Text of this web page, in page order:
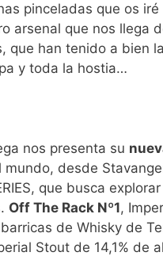
pinceladas que os
arsenal que nos llega
que han tenido a bien
y toda la hostia…
nos presenta su
mundo, desde
que busca
Off The Rack Nº1,
de Whisky de
Stout de 14,1% de